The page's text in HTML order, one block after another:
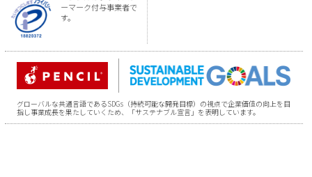
ーマーク付与事業者で
す。
グローバルな共通言語であるSDGs（持続可能な開発目標）の視点で企業価値の向上を目
指し事業成長を果たしていくため、「サステナブル宣言」を表明しています。